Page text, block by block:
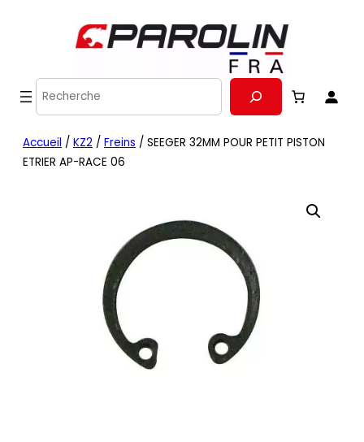
Recherche
Accueil / KZ2 / Freins / SEEGER 32MM POUR PETIT PISTON
ETRIER AP-RACE 06